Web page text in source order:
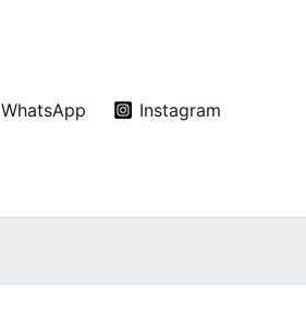
WhatsApp Instagram